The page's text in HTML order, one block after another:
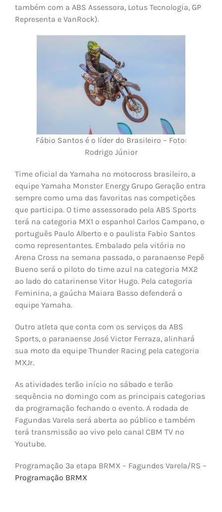
também com a ABS Assessora, Lotus Tecnologia, GP
Representa e VanRock).
Fábio Santos é o líder do Brasileiro – Foto:
Rodrigo Júnior
Time oficial da Yamaha no motocross brasileiro, a
equipe Yamaha Monster Energy Grupo Geração entra
sempre como uma das favoritas nas competições
que participa. O time assessorado pela ABS Sports
terá na categoria MX1 o espanhol Carlos Campano, o
português Paulo Alberto e o paulista Fabio Santos
como representantes. Embalado pela vitória no
Arena Cross na semana passada, o paranaense Pepê
Bueno será o piloto do time azul na categoria MX2
ao lado do catarinense Vitor Hugo. Pela categoria
Feminina, a gaúcha Maiara Basso defenderá o
equipe Yamaha.
Outro atleta que conta com os serviços da ABS
Sports, o paranaense José Victor Ferraza, alinhará
sua moto da equipe Thunder Racing pela categoria
MXJr.
As atividades terão início no sábado e terão
sequência no domingo com as principais categorias
da programação fechando o evento. A rodada de
Fagundas Varela será aberta ao público e também
terá transmissão ao vivo pelo canal CBM TV no
Youtube.
Programação 3ª etapa BRMX – Fagundes Varela/RS –
Programação BRMX